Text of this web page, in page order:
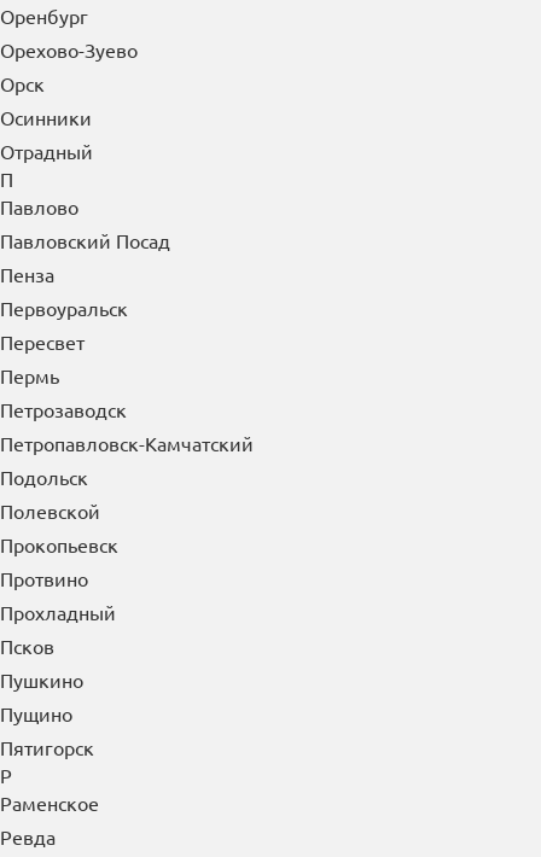
Оренбург
Орехово-Зуево
Орск
Осинники
Отрадный
П
Павлово
Павловский Посад
Пенза
Первоуральск
Пересвет
Пермь
Петрозаводск
Петропавловск-Камчатский
Подольск
Полевской
Прокопьевск
Протвино
Прохладный
Псков
Пушкино
Пущино
Пятигорск
Р
Раменское
Ревда